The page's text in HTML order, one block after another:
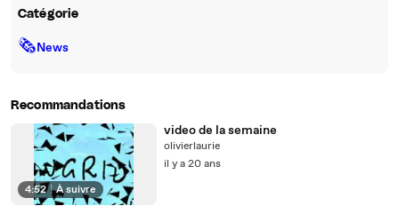
Catégorie
🗞News
Recommandations
4:52 | À suivre
video de la semaine
olivierlaurie
il y a 20 ans